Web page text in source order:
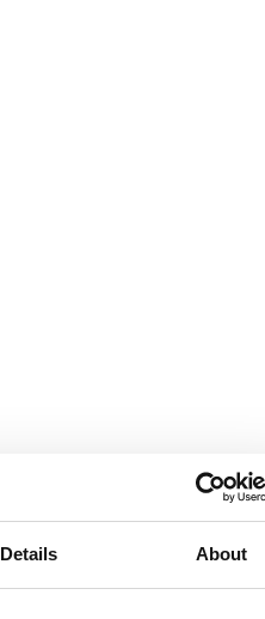
Details About